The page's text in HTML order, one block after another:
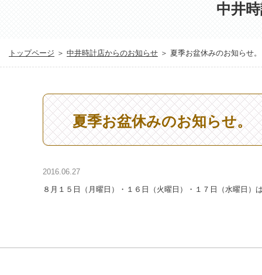
中井
トップページ ＞ 中井時計店からのお知らせ ＞ 夏季お盆休みのお知らせ。
夏季お盆休みのお知らせ。
2016.06.27
８月１５日（月曜日）・１６日（火曜日）・１７日（水曜日）